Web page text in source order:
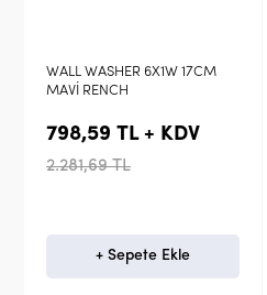
WALL WASHER 9X1W 26cm
4000K GÜNIŞIĞI RENCH
998,24 TL + KDV
2.852,11 TL
+ Sepete Ekle